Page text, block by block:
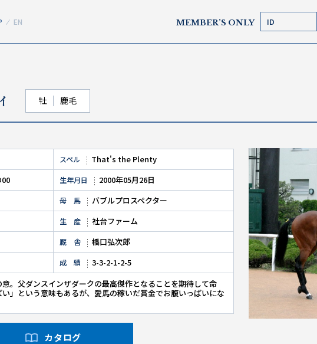
EN MEMBER’S ONLY
牡 鹿毛
スペル That's the Plenty
生年月日 2000年05月26日
母 馬 バブルプロスペクター
生 産 社台ファーム
厩 舎 橋口弘次郎
成 績 3-3-2-1-2-5
意。父ダンスインザダークの最高傑作となることを期待して命
」という意味もあるが、愛馬の稼いだ賞金でお腹いっぱいにな
カタログ